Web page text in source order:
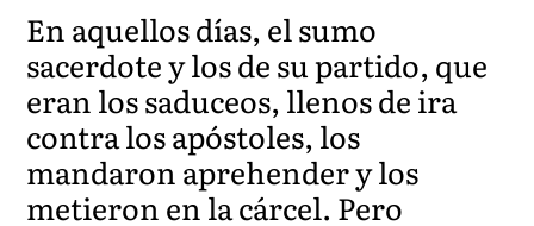
En aquellos días, el sumo
sacerdote y los de su partido, que
eran los saduceos, llenos de ira
contra los apóstoles, los
mandaron aprehender y los
metieron en la cárcel. Pero